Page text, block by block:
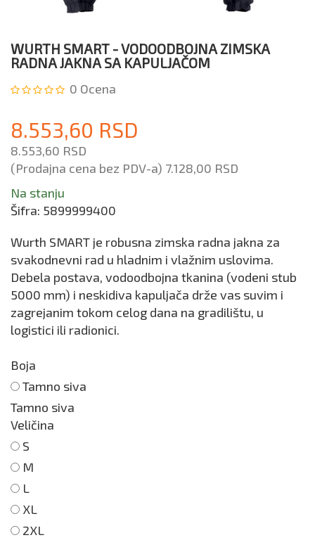
WURTH SMART - VODOODBOJNA ZIMSKA
RADNA JAKNA SA KAPULJAČOM
0 Ocena
8.553,60 RSD
8.553,60 RSD
(Prodajna cena bez PDV-a) 7.128,00 RSD
Na stanju
Šifra: 5899999400
Wurth SMART je robusna zimska radna jakna za
svakodnevni rad u hladnim i vlažnim uslovima.
Debela postava, vodoodbojna tkanina (vodeni stub
5000 mm) i neskidiva kapuljača drže vas suvim i
zagrejanim tokom celog dana na gradilištu, u
logistici ili radionici.
Boja
Tamno siva
Tamno siva
Veličina
S
M
L
XL
2XL